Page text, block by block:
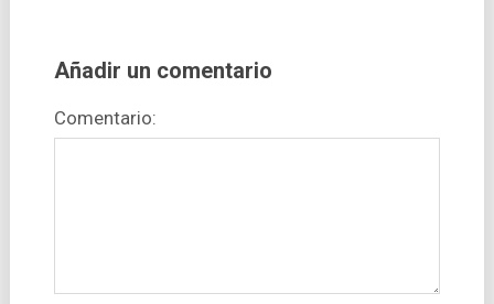
Añadir un comentario
Comentario: